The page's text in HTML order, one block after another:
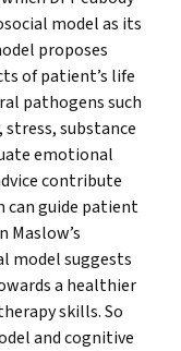
model as its
proposes
of patient’s life
pathogens such
substance
emotional
contribute
can guide patient
Maslow’s
model suggests
a healthier
skills. So
and cognitive